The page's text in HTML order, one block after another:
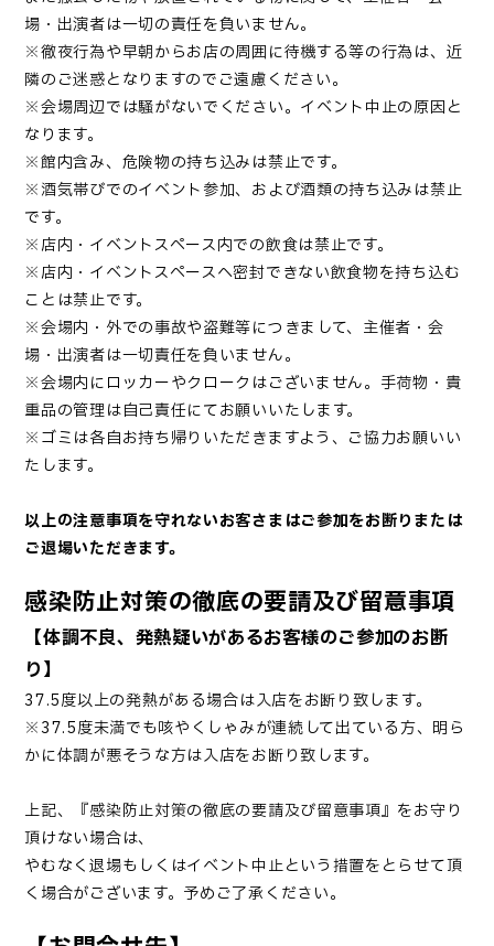
場・出演者は一切の責任を負いません。
※徹夜行為や早朝からお店の周囲に待機する等の行為は、近
隣のご迷惑となりますのでご遠慮ください。
※会場周辺では騒がないでください。イベント中止の原因と
なります。
※館内含み、危険物の持ち込みは禁止です。
※酒気帯びでのイベント参加、および酒類の持ち込みは禁止
です。
※店内・イベントスペース内での飲食は禁止です。
※店内・イベントスペースへ密封できない飲食物を持ち込む
ことは禁止です。
※会場内・外での事故や盗難等につきまして、主催者・会
場・出演者は一切責任を負いません。
※会場内にロッカーやクロークはございません。手荷物・貴
重品の管理は自己責任にてお願いいたします。
※ゴミは各自お持ち帰りいただきますよう、ご協力お願いい
たします。
以上の注意事項を守れないお客さまはご参加をお断りまたは
ご退場いただきます。
感染防止対策の徹底の要請及び留意事項
【体調不良、発熱疑いがあるお客様のご参加のお断
り】
37.5度以上の発熱がある場合は入店をお断り致します。
※37.5度未満でも咳やくしゃみが連続して出ている方、明ら
かに体調が悪そうな方は入店をお断り致します。
上記、『感染防止対策の徹底の要請及び留意事項』をお守り
頂けない場合は、
やむなく退場もしくはイベント中止という措置をとらせて頂
く場合がございます。予めご了承ください。